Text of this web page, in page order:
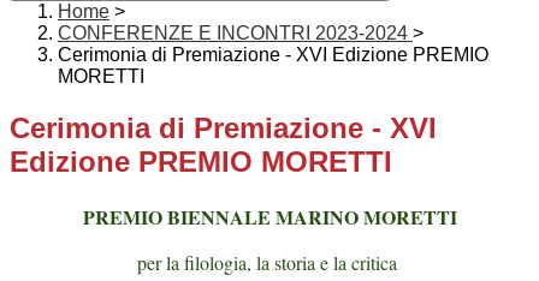
Home >
CONFERENZE E INCONTRI 2023-2024 >
Cerimonia di Premiazione - XVI Edizione PREMIO
MORETTI
Cerimonia di Premiazione - XVI
Edizione PREMIO MORETTI
PREMIO BIENNALE MARINO MORETTI
per la filologia, la storia e la critica